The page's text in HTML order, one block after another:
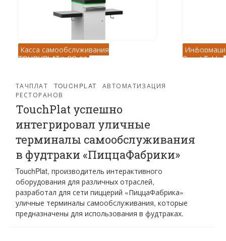
Касса самообслуживания
TOUCHPLAT® SC-06
Smart Table
ТАЧПЛАТ TOUCHPLAT
АВТОМАТИЗАЦИЯ
РЕСТОРАНОВ
TouchPlat успешно
интегрировал уличные
терминалы самообслуживания
в фудтраки «ПиццаФабрики»
TouchPlat, производитель интерактивного
оборудования для различных отраслей,
разработал для сети пиццерий «ПиццаФабрика»
уличные терминалы самообслуживания, которые
предназначены для использования в фудтраках.